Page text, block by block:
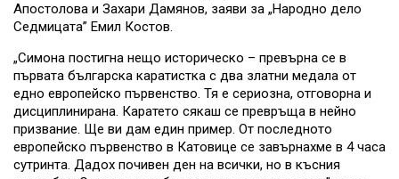
Апостолова и Захари Дамянов, заяви за „Народно дело
Седмицата” Емил Костов.
„Симона постигна нещо историческо – превърна се в
първата българска каратистка с два златни медала от
едно европейско първенство. Тя е сериозна, отговорна и
дисциплинирана. Каратето сякаш се превръща в нейно
призвание. Ще ви дам един пример. От последното
европейско първенство в Катовице се завърнахме в 4 часа
сутринта. Дадох почивен ден на всички, но в късния